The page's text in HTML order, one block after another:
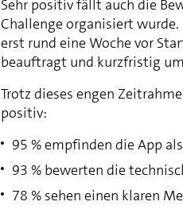
Sehr positiv fällt auch die
Challenge organisiert
erst rund eine Woche vor
beauftragt und kurzfristig
Trotz dieses engen
positiv:
95 % empfinden die App
93 % bewerten die
78 % sehen einen klaren